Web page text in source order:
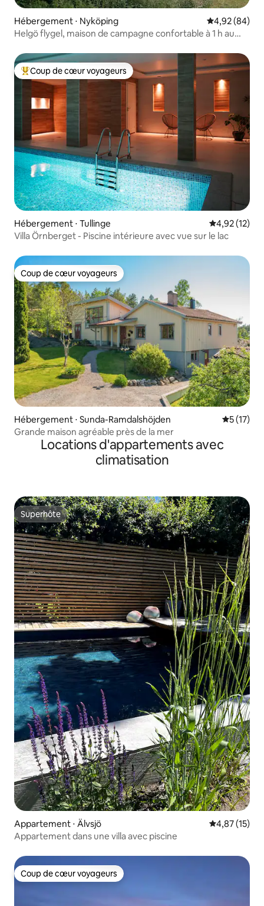
Hébergement ⋅ Nyköping Évaluation
4,92 (84)
Helgö flygel, maison de campagne confortable à 1 h au
Coups de cœur voyageurs les plus appréciés
Coup de cœur voyageurs
Hébergement ⋅ Tullinge Évaluation
4,92 (12)
Villa Örnberget - Piscine intérieure avec vue sur le lac
Coup de cœur voyageurs
Coup de cœur voyageurs
Hébergement ⋅ Sunda-Ramdalshöjden
5 (17)
Grande maison agréable près de la mer
Locations d'appartements avec
climatisation
Superhôte
Superhôte
Appartement ⋅ Älvsjö Évaluation
4,87 (15)
Appartement dans une villa avec piscine
Coup de cœur voyageurs
Coup de cœur voyageurs